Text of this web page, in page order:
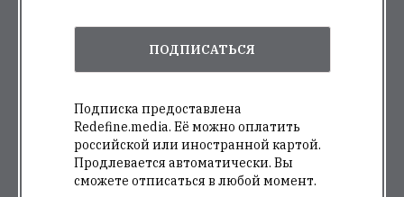
ПОДПИСАТЬСЯ
Подписка предоставлена
Redefine.media. Её можно оплатить
российской или иностранной картой.
Продлевается автоматически. Вы
сможете отписаться в любой момент.